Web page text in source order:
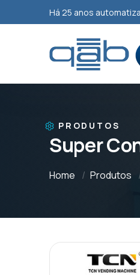
Há 25 anos
PRODUTOS
Super
Home Produtos